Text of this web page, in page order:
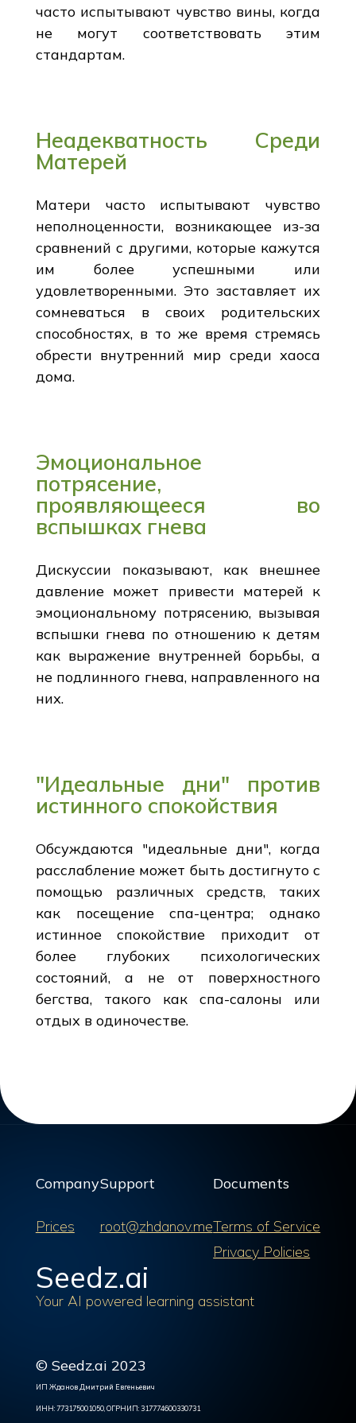
часто испытывают чувство вины, когда
не могут соответствовать этим
стандартам.
Неадекватность Среди
Матерей
Матери часто испытывают чувство
неполноценности, возникающее из-за
сравнений с другими, которые кажутся
им более успешными или
удовлетворенными. Это заставляет их
сомневаться в своих родительских
способностях, в то же время стремясь
обрести внутренний мир среди хаоса
дома.
Эмоциональное
потрясение,
проявляющееся во
вспышках гнева
Дискуссии показывают, как внешнее
давление может привести матерей к
эмоциональному потрясению, вызывая
вспышки гнева по отношению к детям
как выражение внутренней борьбы, а
не подлинного гнева, направленного на
них.
"Идеальные дни" против
истинного спокойствия
Обсуждаются "идеальные дни", когда
расслабление может быть достигнуто с
помощью различных средств, таких
как посещение спа-центра; однако
истинное спокойствие приходит от
более глубоких психологических
состояний, а не от поверхностного
бегства, такого как спа-салоны или
отдых в одиночестве.
Company
Prices
Support
root@zhdanov.me
Documents
Terms of Service
Privacy Policies
Seedz.ai
Your AI powered learning assistant
© Seedz.ai 2023
ИП Жданов Дмитрий Евгеньевич
ИНН: 773175001050, ОГРНИП: 317774600330731